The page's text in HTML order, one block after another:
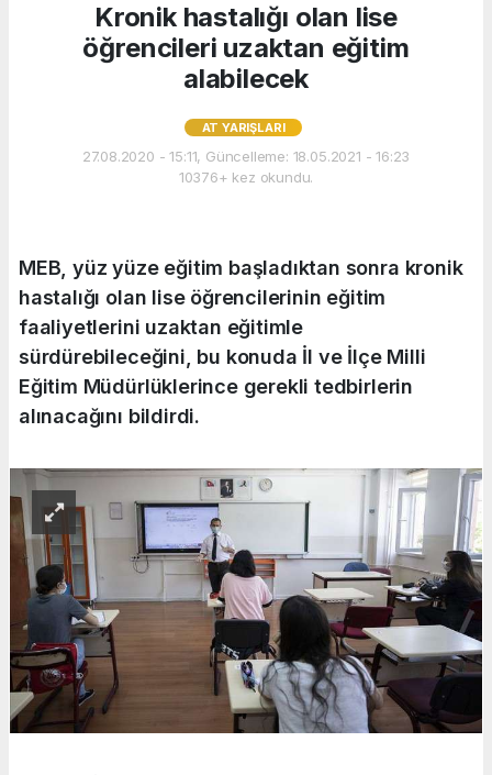
Kronik hastalığı olan lise
öğrencileri uzaktan eğitim
alabilecek
AT YARIŞLARI
27.08.2020 - 15:11, Güncelleme: 18.05.2021 - 16:23
10376+ kez okundu.
MEB, yüz yüze eğitim başladıktan sonra kronik
hastalığı olan lise öğrencilerinin eğitim
faaliyetlerini uzaktan eğitimle
sürdürebileceğini, bu konuda İl ve İlçe Milli
Eğitim Müdürlüklerince gerekli tedbirlerin
alınacağını bildirdi.